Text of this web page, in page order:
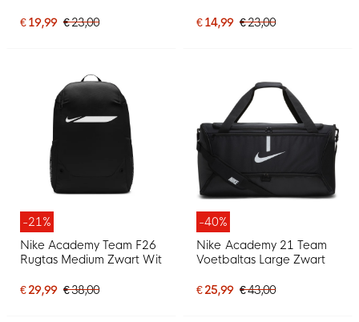
€ 19,99 € 23,00 € 14,99 € 23,00
-21%
Nike Academy Team F26
Rugtas Medium Zwart Wit
€ 29,99 € 38,00
-40%
Nike Academy 21 Team
Voetbaltas Large Zwart
€ 25,99 € 43,00